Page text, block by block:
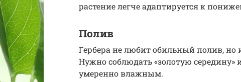
растение легче адаптируется к
Полив
Гербера не любит обильный полив, но
Нужно соблюдать «золотую середину»
умеренно влажным.